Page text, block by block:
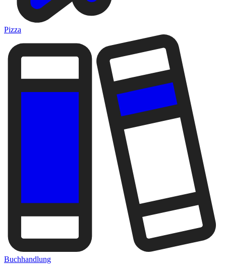
Pizza
Buchhandlung